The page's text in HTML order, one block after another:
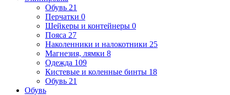
Обувь 21
Перчатки 0
Шейкеры и контейнеры 0
Пояса 27
Наколенники и налокотники 25
Магнезия, лямки 8
Одежда 109
Кистевые и коленные бинты 18
Обувь 21
Обувь